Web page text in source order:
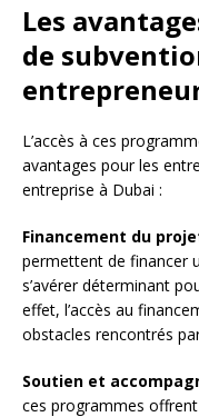
Les
de
L’accès à ces
avantages pour les
entreprise à Dubai :
Financement du
permettent de financer
s’avérer déterminant
effet, l’accès au
obstacles rencontrés
Soutien et
ces programmes